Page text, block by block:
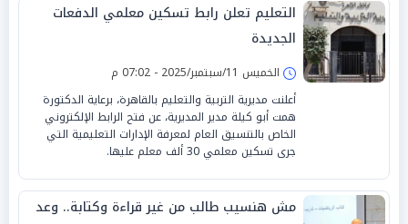
التعليم تعلن رابط تسكين معلمي الدفعات
الجديدة
الخميس 11/سبتمبر/2025 - 07:02 م
أعلنت مديرية التربية والتعليم بالقاهرة، برعاية الدكتورة
همت أبو كيلة مدير المديرية، عن فتح الرابط الإلكتروني
الخاص بالتنسيق العام لمعرفة الإدارات التعليمية التي
جرى تسكين معلمي 30 ألف معلم عليها.
مش هنسيب طالب من غير قراءة وكتابة.. وعد